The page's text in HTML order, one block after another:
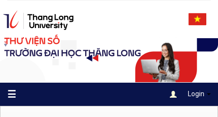
navigation
☰ Login